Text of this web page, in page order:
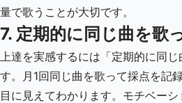
量で歌うことが大切です。
7. 定期的に同じ曲を歌
上達を実感するには「定期的に同
す。月1回同じ曲を歌って採点を記
目に見えてわかります。モチベー